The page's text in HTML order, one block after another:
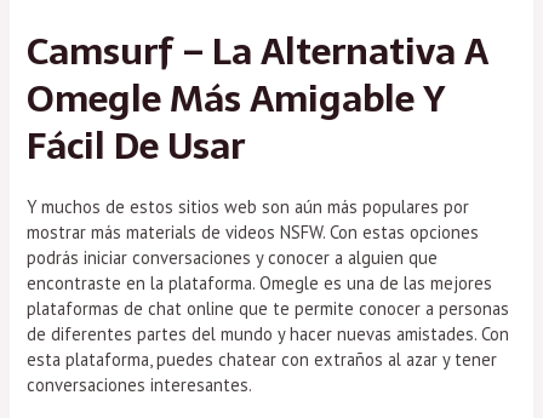
Camsurf – La Alternativa A
Omegle Más Amigable Y
Fácil De Usar
Y muchos de estos sitios web son aún más populares por
mostrar más materials de videos NSFW. Con estas opciones
podrás iniciar conversaciones y conocer a alguien que
encontraste en la plataforma. Omegle es una de las mejores
plataformas de chat online que te permite conocer a personas
de diferentes partes del mundo y hacer nuevas amistades. Con
esta plataforma, puedes chatear con extraños al azar y tener
conversaciones interesantes.